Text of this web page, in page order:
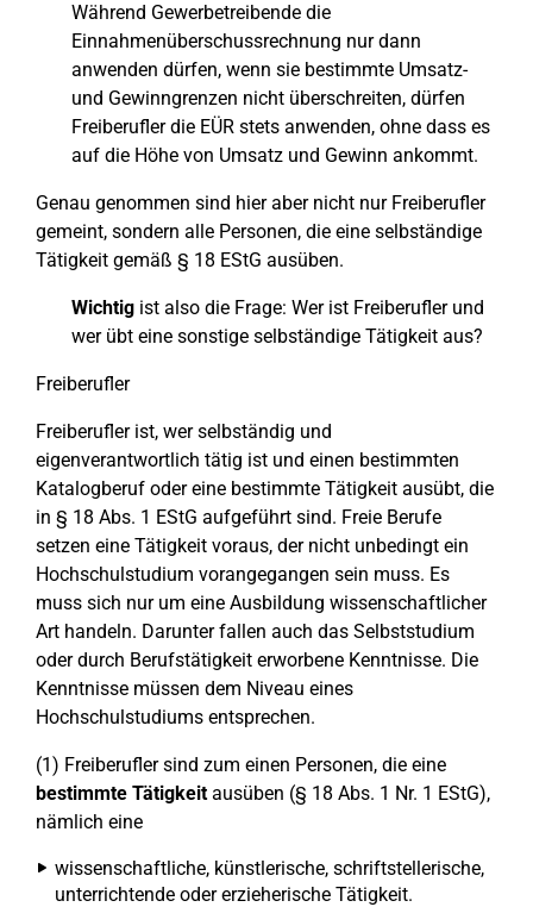
Während Gewerbetreibende die
Einnahmenüberschussrechnung nur dann
anwenden dürfen, wenn sie bestimmte Umsatz-
und Gewinngrenzen nicht überschreiten, dürfen
Freiberufler die EÜR stets anwenden, ohne dass es
auf die Höhe von Umsatz und Gewinn ankommt.
Genau genommen sind hier aber nicht nur Freiberufler
gemeint, sondern alle Personen, die eine selbständige
Tätigkeit gemäß § 18 EStG ausüben.
Wichtig ist also die Frage: Wer ist Freiberufler und
wer übt eine sonstige selbständige Tätigkeit aus?
Freiberufler
Freiberufler ist, wer selbständig und
eigenverantwortlich tätig ist und einen bestimmten
Katalogberuf oder eine bestimmte Tätigkeit ausübt, die
in § 18 Abs. 1 EStG aufgeführt sind. Freie Berufe
setzen eine Tätigkeit voraus, der nicht unbedingt ein
Hochschulstudium vorangegangen sein muss. Es
muss sich nur um eine Ausbildung wissenschaftlicher
Art handeln. Darunter fallen auch das Selbststudium
oder durch Berufstätigkeit erworbene Kenntnisse. Die
Kenntnisse müssen dem Niveau eines
Hochschulstudiums entsprechen.
(1) Freiberufler sind zum einen Personen, die eine
bestimmte Tätigkeitausüben (§ 18 Abs. 1 Nr. 1 EStG),
nämlich eine
wissenschaftliche, künstlerische, schriftstellerische,
unterrichtende oder erzieherische Tätigkeit.